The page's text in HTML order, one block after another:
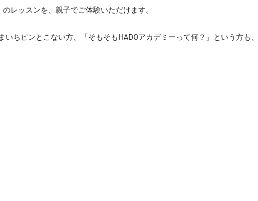
レッスンを、親子でご体験いただけます。
いちピンとこない方、「そもそもHADOアカデミーって何？」という方も